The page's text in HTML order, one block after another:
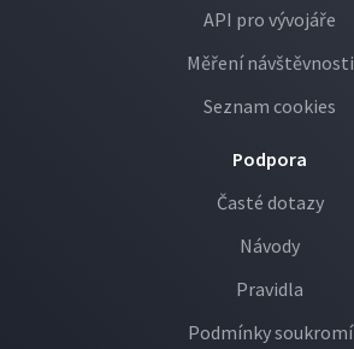
API pro vývojáře
Měření návštěvnosti
Seznam cookies
Podpora
Časté dotazy
Návody
Pravidla
Podmínky soukromí